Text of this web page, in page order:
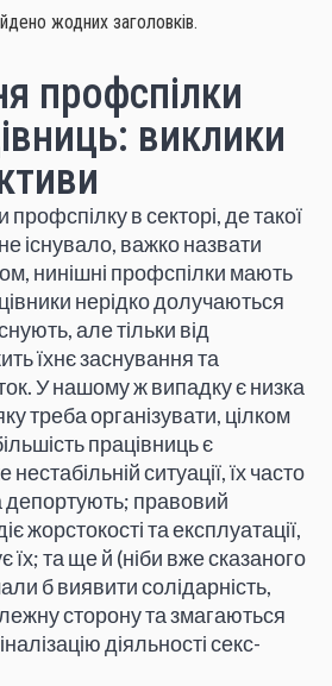
жодних заголовків.
профспілки
виклики
в секторі, де такої
не існувало, важко назвати
нинішні профспілки мають
нерідко долучаються
але тільки від
їхнє заснування та
У нашому ж випадку є низка
треба організувати, цілком
працівниць є
ситуації, їх часто
правовий
жорстокості та експлуатації,
їх; та ще й (ніби вже сказаного
б виявити солідарність,
сторону та змагаються
діяльності секс-